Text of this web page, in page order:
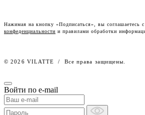
Работа в компании
Нажимая на кнопку «Подписаться», вы соглашаетесь с
конфеденциальности и правилами обработки
© 2026 VILATTE / Все права защищены.
Войти по e-mail